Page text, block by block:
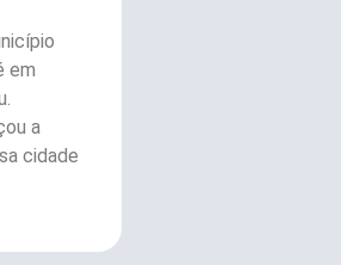
em
a
cidade